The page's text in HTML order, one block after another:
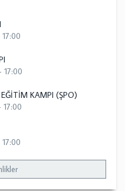
17:00
KAMPI (ŞPO)